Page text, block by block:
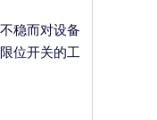
稳而对设备
位开关的工